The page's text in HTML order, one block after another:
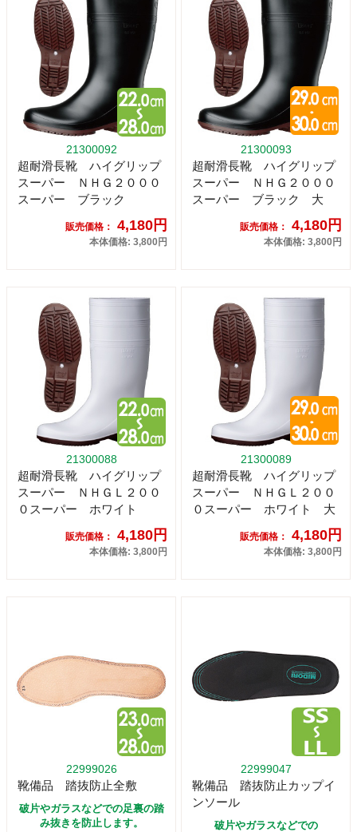
21300092
超耐滑長靴 ハイグリップ
スーパー ＮＨＧ２０００
スーパー ブラック
販売価格： 4,180円
本体価格: 3,800円
21300093
超耐滑長靴 ハイグリップ
スーパー ＮＨＧ２０００
スーパー ブラック 大
販売価格： 4,180円
本体価格: 3,800円
21300088
超耐滑長靴 ハイグリップ
スーパー ＮＨＧＬ２００
０スーパー ホワイト
販売価格： 4,180円
本体価格: 3,800円
21300089
超耐滑長靴 ハイグリップ
スーパー ＮＨＧＬ２００
０スーパー ホワイト 大
販売価格： 4,180円
本体価格: 3,800円
22999026
靴備品 踏抜防止全敷
破片やガラスなどでの足裏の踏
み抜きを防止します。
22999047
靴備品 踏抜防止カップイ
ンソール
破片やガラスなどでの